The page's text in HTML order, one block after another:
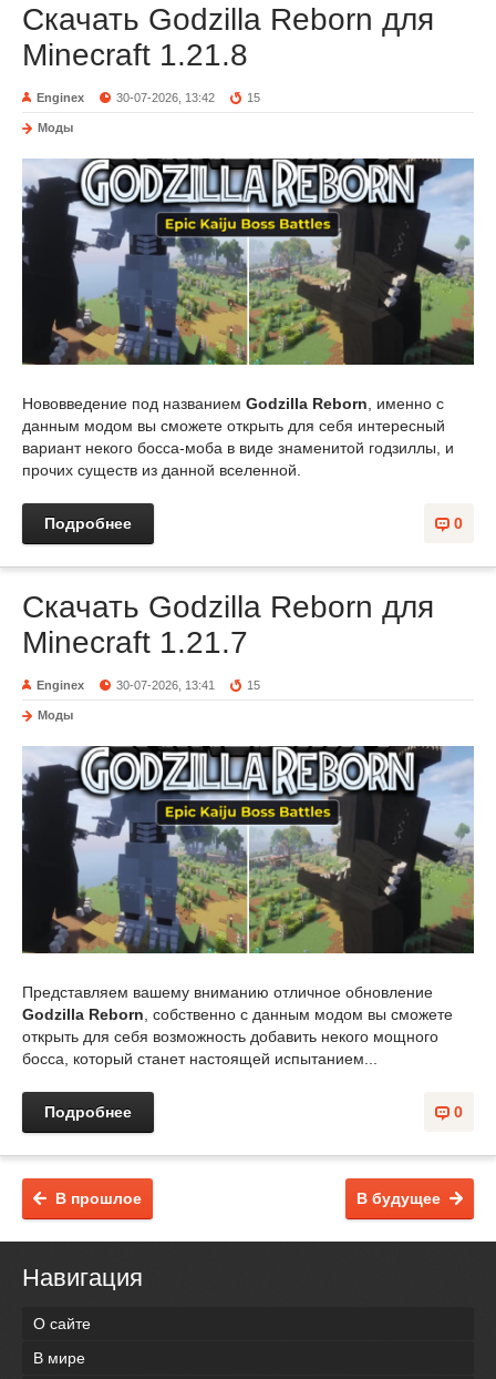
Скачать Godzilla Reborn для
Minecraft 1.21.8
Enginex 30-07-2026, 13:42 15
Моды
Нововведение под названием Godzilla Reborn, именно с
данным модом вы сможете открыть для себя интересный
вариант некого босса-моба в виде знаменитой годзиллы, и
прочих существ из данной вселенной.
0
Подробнее
Скачать Godzilla Reborn для
Minecraft 1.21.7
Enginex 30-07-2026, 13:41 15
Моды
Представляем вашему вниманию отличное обновление
Godzilla Reborn , собственно с данным модом вы сможете
открыть для себя возможность добавить некого мощного
босса, который станет настоящей испытанием...
0
Подробнее
В будущее
В прошлое
Навигация
О сайте
В мире